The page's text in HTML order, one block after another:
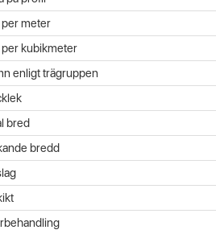
meter
per kubikmeter
enligt trägruppen
bred
bredd